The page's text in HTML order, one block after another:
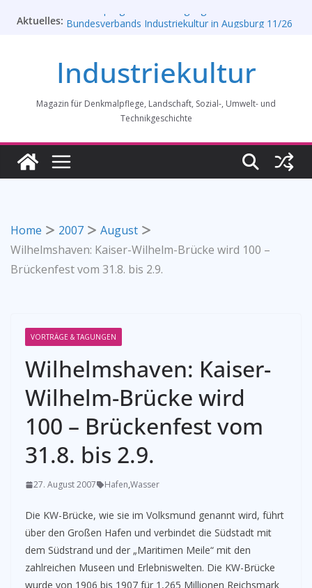
Inhalt
Aktuelles: Rahmenprogramm der Tagung des
Industriekultur Westfalens
Haus für Industriekultur in Darmstadt soll verkauft
Prof. Dr. Rainer Slotta (1.5.1946-16.6.2026)
Licht und Schatten: Fotografien des Bochumer
Ausstellung in Bochum vom 28. Mai 2026 bis 31.
Januar 2027
Industriekultur
Magazin für Denkmalpflege, Landschaft, Sozial-, Umwelt- und
Technikgeschichte
Home 2007
August
Wilhelmshaven: Kaiser-Wilhelm-Brücke wird 100 –
Brückenfest vom 31.8. bis 2.9.
VORTRÄGE & TAGUNGEN
Wilhelmshaven: Kaiser-
Wilhelm-Brücke wird
100 – Brückenfest vom
31.8. bis 2.9.
27. August 2007 Hafen,Wasser
Die KW-Brücke, wie sie im Volksmund genannt wird, führt
über den Großen Hafen und verbindet die Südstadt mit
dem Südstrand und der „Maritimen Meile“ mit den
zahlreichen Museen und Erlebniswelten. Die KW-Brücke
wurde von 1906 bis 1907 für 1,265 Millionen Reichsmark